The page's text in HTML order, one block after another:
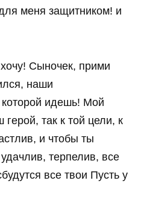
меня защитником! и
Сыночек, прими
наши
идешь! Мой
так к той цели, к
и чтобы ты
терпелив, все
все твои Пусть у